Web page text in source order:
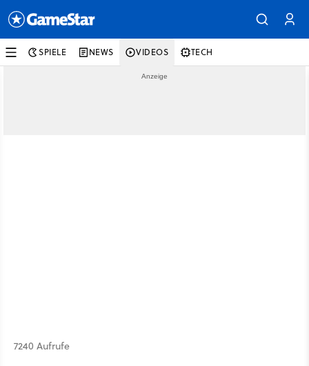
SPIELE NEWS VIDEOS TECH
7240 Aufrufe